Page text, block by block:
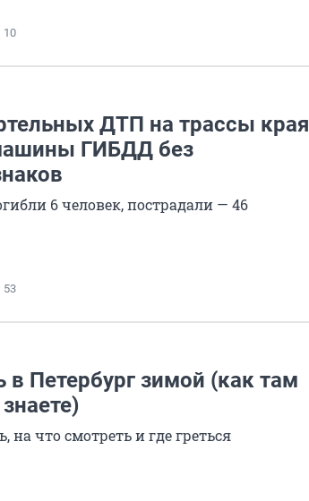
10
ДТП на трассы края
ГИБДД без
6 человек, пострадали — 46
53
в Петербург зимой (как там
на что смотреть и где греться